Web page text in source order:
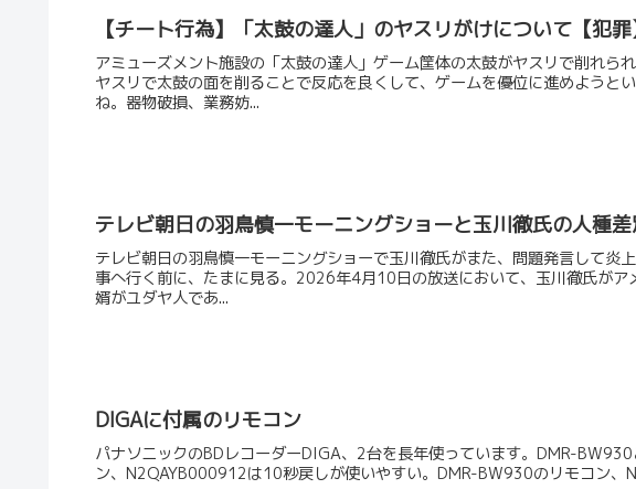
【チート行為】「太鼓の達人」のヤスリがけについて【犯罪
アミューズメント施設の「太鼓の達人」ゲーム筐体の太鼓がヤスリで削れら
ヤスリで太鼓の面を削ることで反応を良くして、ゲームを優位に進めようと
ね。器物破損、業務妨...
テレビ朝日の羽鳥慎一モーニングショーと玉川徹氏の人種
テレビ朝日の羽鳥慎一モーニングショーで玉川徹氏がまた、問題発言して炎
事へ行く前に、たまに見る。2026年4月10日の放送において、玉川徹氏が
婿がユダヤ人であ...
DIGAに付属のリモコン
パナソニックのBDレコーダーDIGA、2台を長年使っています。DMR-
ン、N2QAYB000912は10秒戻しが使いやすい。DMR-BW930のリモコン、